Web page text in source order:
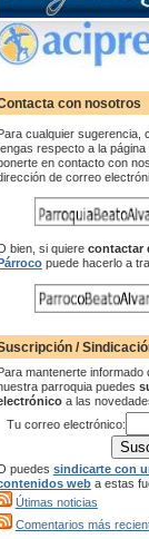
con nosotros
Para cualquier sugerencia,
respecto a la
en contacto con
de correo
bien, si quiere contactar
Párrocopuede hacerlo a
/
mantenerte
parroquia puedes
a las
Tu correo electrónico:
puedes sindicarte con
weba estas
Útimas noticias
Comentarios más